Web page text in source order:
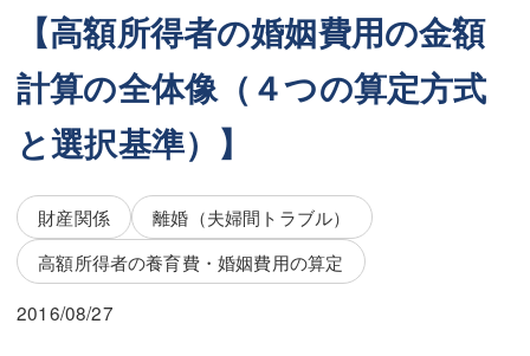
坂本 陽一
桶川 聡
三平 隆史
吉元 優仁
小川 祐
弁護士費用
坂本 陽一
桶川 聡
三平 隆史
吉元 優仁
弁護士費用
不動産
【高額所得者の婚姻費用の金額
計算の全体像（４つの算定方式
と選択基準）】
財産関係
離婚（夫婦間トラブル）
高額所得者の養育費・婚姻費用の算定
2016/08/27